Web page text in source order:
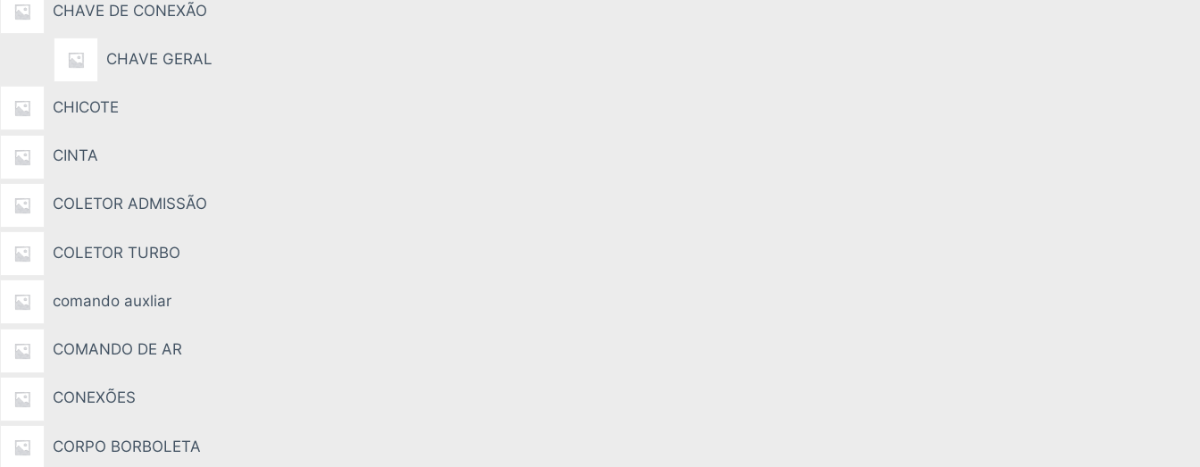
CHAVE DE CONEXÃO
CHAVE GERAL
CHICOTE
CINTA
COLETOR ADMISSÃO
COLETOR TURBO
comando auxliar
COMANDO DE AR
CONEXÕES
CORPO BORBOLETA